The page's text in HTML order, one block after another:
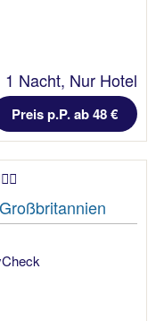
1 Nacht, Nur Hotel
Preis p.P. ab 48 €